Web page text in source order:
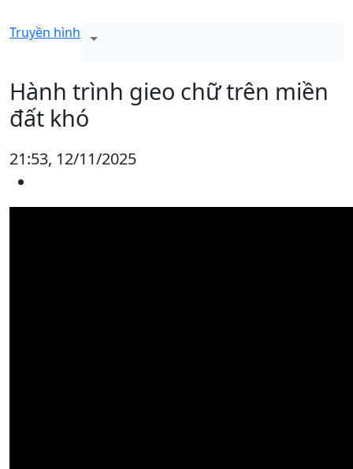
Truyền hình
Hành trình gieo chữ trên miền
đất khó
21:53, 12/11/2025